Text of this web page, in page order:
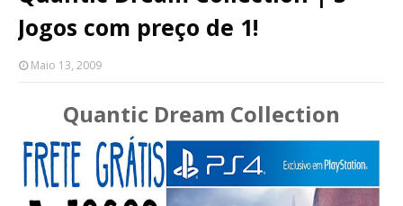
Jogos com preço de 1!
Maio 13, 2009
Quantic Dream Collection